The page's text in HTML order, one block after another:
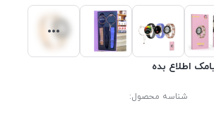
اطلاع بده
شناسه محصول: